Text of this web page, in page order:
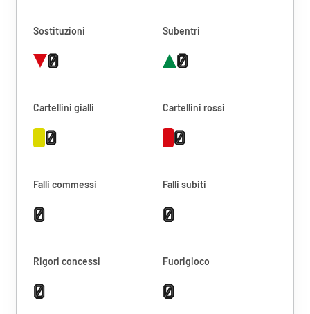
Sostituzioni
0
Subentri
0
Cartellini gialli
0
Cartellini rossi
0
Falli commessi
0
Falli subiti
0
Rigori concessi
0
Fuorigioco
0